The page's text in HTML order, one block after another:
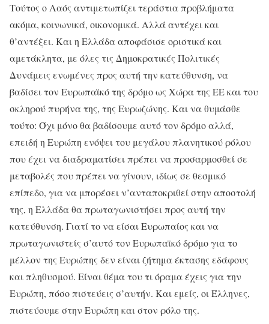
Τούτος ο Λαός αντιμετωπίζει τεράστια προβλήματα
ακόμα, κοινωνικά, οικονομικά. Αλλά αντέχει και
θ’αντέξει. Και η Ελλάδα αποφάσισε οριστικά και
αμετάκλητα, με όλες τις Δημοκρατικές Πολιτικές
Δυνάμεις ενωμένες προς αυτή την κατεύθυνση, να
βαδίσει τον Ευρωπαϊκό της δρόμο ως Χώρα της ΕΕ και του
σκληρού πυρήνα της, της Ευρωζώνης. Και να θυμάσθε
τούτο: Όχι μόνο θα βαδίσουμε αυτό τον δρόμο αλλά,
επειδή η Ευρώπη ενόψει του μεγάλου πλανητικού ρόλου
που έχει να διαδραματίσει πρέπει να προσαρμοσθεί σε
μεταβολές που πρέπει να γίνουν, ιδίως σε θεσμικό
επίπεδο, για να μπορέσει ν’ανταποκριθεί στην αποστολή
της, η Ελλάδα θα πρωταγωνιστήσει προς αυτή την
κατεύθυνση. Γιατί το να είσαι Ευρωπαίος και να
πρωταγωνιστείς σ’αυτό τον Ευρωπαϊκό δρόμο για το
μέλλον της Ευρώπης δεν είναι ζήτημα έκτασης εδάφους
και πληθυσμού. Είναι θέμα του τι όραμα έχεις για την
Ευρώπη, πόσο πιστεύεις σ’αυτήν. Και εμείς, οι Έλληνες,
πιστεύουμε στην Ευρώπη και στον ρόλο της.